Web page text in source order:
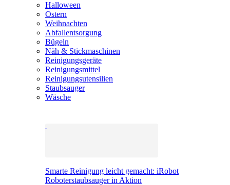
Halloween
Ostern
Weihnachten
Abfallentsorgung
Bügeln
Näh & Stickmaschinen
Reinigungsgeräte
Reinigungsmittel
Reinigungsutensilien
Staubsauger
Wäsche
Smarte Reinigung leicht gemacht: iRobot
Roboterstaubsauger in Aktion